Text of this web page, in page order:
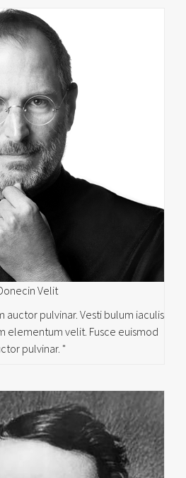
Velit
auctor pulvinar. Vesti bulum iaculis
elementum velit. Fusce euismod
pulvinar. "